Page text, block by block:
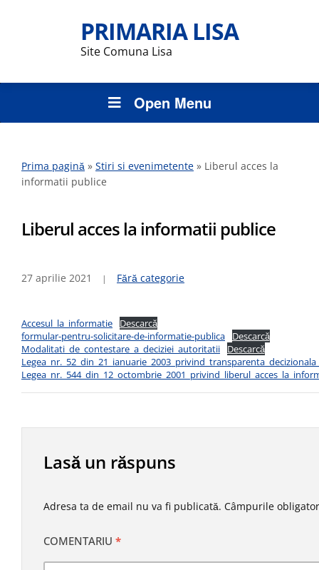
PRIMARIA LISA
Site Comuna Lisa
Open Menu
Prima pagină » Stiri si evenimetente » Liberul acces la
informatii publice
Liberul acces la informatii publice
27 aprilie 2021 Fără categorie
Accesul_la_informatie
Descarcă
formular-pentru-solicitare-de-informatie-publica
Descarcă
Modalitati_de_contestare_a_deciziei_autoritatii
Descarcă
Lasă un răspuns
Adresa ta de email nu va fi publicată. Câmpurile
COMENTARIU *